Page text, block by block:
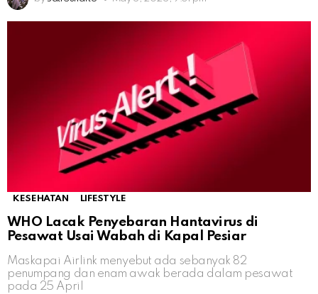
KESEHATAN LIFESTYLE
WHO Lacak Penyebaran Hantavirus di
Pesawat Usai Wabah di Kapal Pesiar
Maskapai Airlink menyebut ada sebanyak 82
penumpang dan enam awak berada dalam pesawat
pada 25 April